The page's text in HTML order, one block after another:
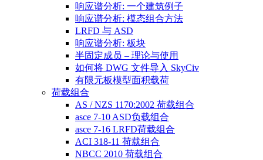
响应谱分析: 一个建筑例子
响应谱分析: 模态组合方法
LRFD 与 ASD
响应谱分析: 板块
半固定成员 – 理论与使用
如何将 DWG 文件导入 SkyCiv
有限元板模型面积载荷
荷载组合
AS / NZS 1170:2002 荷载组合
asce 7-10 ASD负载组合
asce 7-16 LRFD荷载组合
ACI 318-11 荷载组合
NBCC 2010 荷载组合